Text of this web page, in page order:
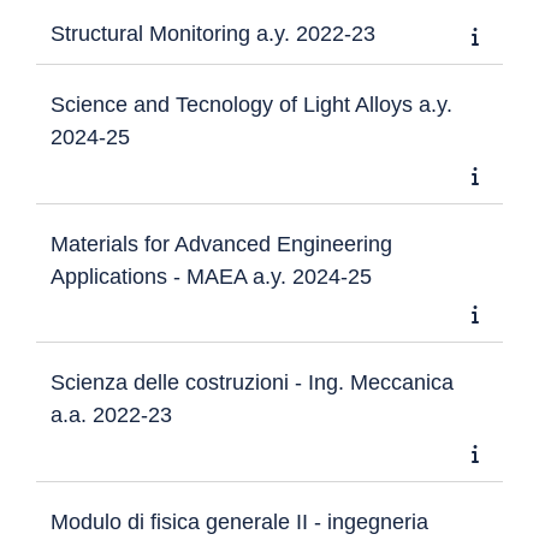
Structural Monitoring a.y. 2022-23
Science and Tecnology of Light Alloys a.y.
2024-25
Materials for Advanced Engineering
Applications - MAEA a.y. 2024-25
Scienza delle costruzioni - Ing. Meccanica
a.a. 2022-23
Modulo di fisica generale II - ingegneria